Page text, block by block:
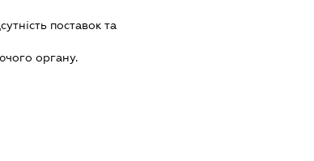
поставок та
органу.